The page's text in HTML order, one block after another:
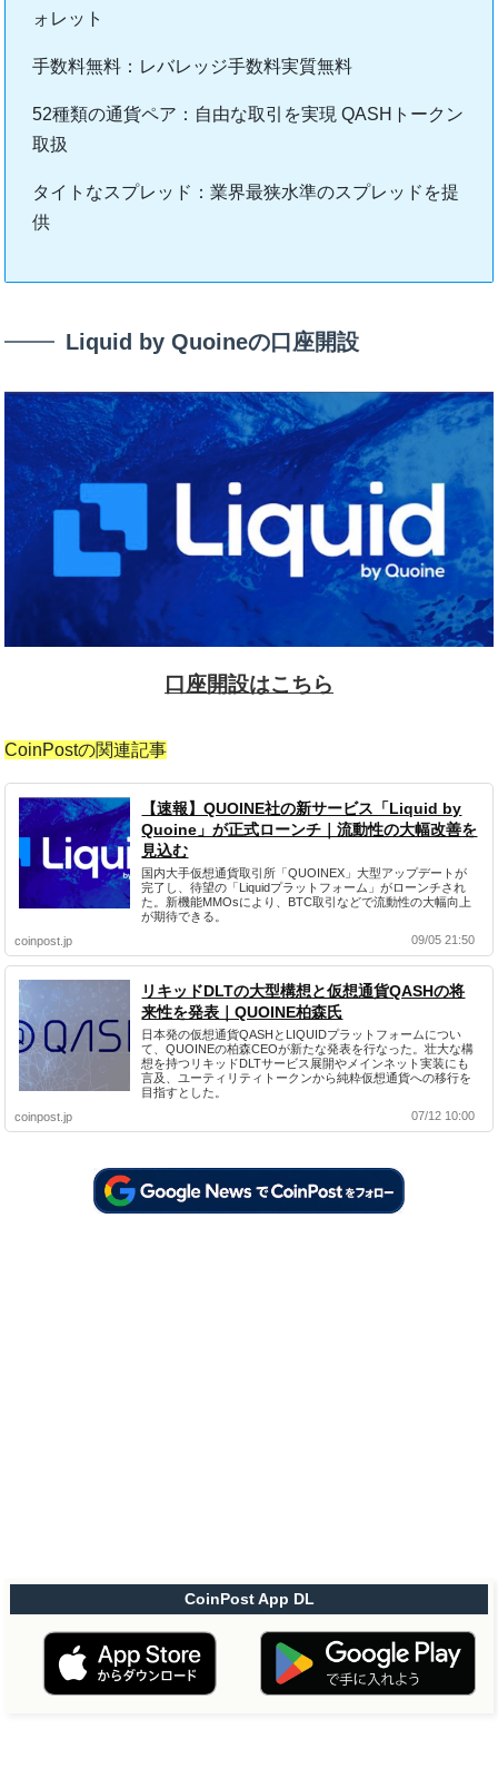
ォレット
手数料無料：レバレッジ手数料実質無料
52種類の通貨ペア：自由な取引を実現 QASHトークン
取扱
タイトなスプレッド：業界最狭水準のスプレッドを提
供
Liquid by Quoineの口座開設
口座開設はこちら
CoinPostの関連記事
【速報】QUOINE社の新サービス「Liquid by
Quoine」が正式ローンチ｜流動性の大幅改善を
見込む
国内大手仮想通貨取引所「QUOINEX」大型アップデートが
完了し、待望の「Liquidプラットフォーム」がローンチされ
た。新機能MMOsにより、BTC取引などで流動性の大幅向上
が期待できる。
coinpost.jp
09/05 21:50
リキッドDLTの大型構想と仮想通貨QASHの将
来性を発表｜QUOINE柏森氏
日本発の仮想通貨QASHとLIQUIDプラットフォームについ
て、QUOINEの柏森CEOが新たな発表を行なった。壮大な構
想を持つリキッドDLTサービス展開やメインネット実装にも
言及、ユーティリティトークンから純粋仮想通貨への移行を
目指すとした。
coinpost.jp
07/12 10:00
CoinPost App DL